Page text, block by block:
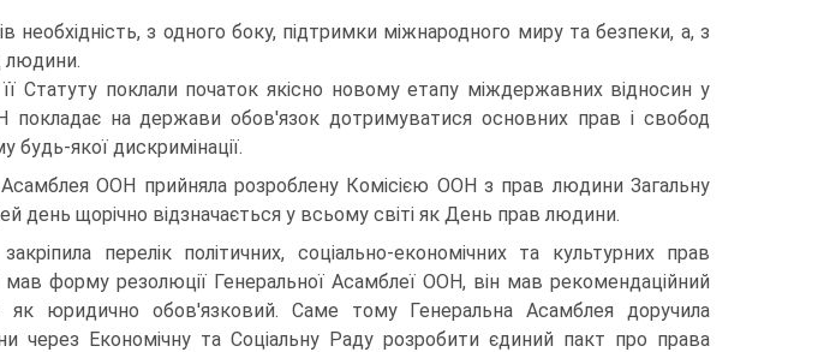
з одного боку, підтримки міжнародного миру та безпеки, а, з
людини.
Статуту поклали початок якісно новому етапу міждержавних відносин у
на держави обов'язок дотримуватися основних прав і свобод
якої дискримінації.
ООН прийняла розроблену Комісією ООН з прав людини Загальну
день щорічно відзначається у всьому світі як День прав людини.
перелік політичних, соціально-економічних та культурних прав
форму резолюції Генеральної Асамблеї ООН, він мав рекомендаційний
як юридично обов'язковий. Саме тому Генеральна Асамблея доручила
через Економічну та Соціальну Раду розробити єдиний пакт про права